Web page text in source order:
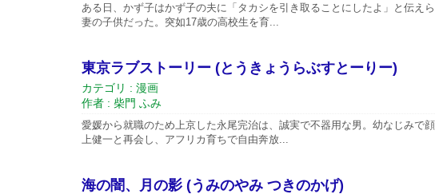
ある日、かず子はかず子の夫に「タカシを引き取ることにしたよ」と伝え
妻の子供だった。突如17歳の高校生を育...
東京ラブストーリー (とうきょうらぶすとーりー)
カテゴリ : 漫画
作者 : 柴門 ふみ
愛媛から就職のため上京した永尾完治は、誠実で不器用な男。幼なじみで
上健一と再会し、アフリカ育ちで自由奔放...
海の闇、月の影 (うみのやみ つきのかげ)